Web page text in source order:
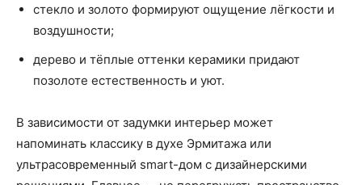
стекло и золото формируют ощущение лёгкости и
воздушности;
дерево и тёплые оттенки керамики придают
позолоте естественность и уют.
В зависимости от задумки интерьер может
напоминать классику в духе Эрмитажа или
ультрасовременный smart-дом с дизайнерскими